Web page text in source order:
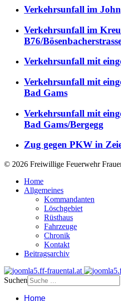
Verkehrsunfall im
Verkehrsunfall im
B76/
Verkehrsunfall mit
Verkehrsunfall mit
Bad Gams
Verkehrsunfall mit
Bad Gams/Bergegg
Zug gegen PKW in
© 2026 Freiwillige Feuerwehr
Home
Allgemeines
Kommandanten
Löschgebiet
Rüsthaus
Fahrzeuge
Chronik
Kontakt
Beitragsarchiv
Suchen
Home